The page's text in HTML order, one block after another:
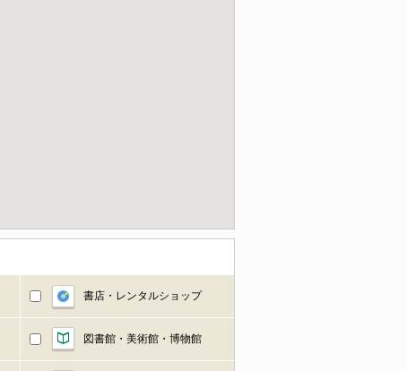
書店・レンタルショップ
図書館・美術館・博物館